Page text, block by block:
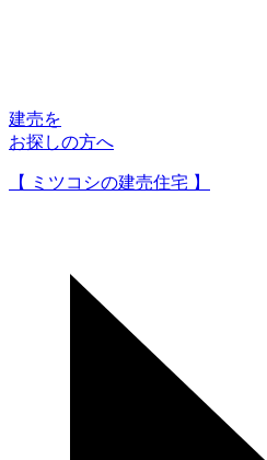
建売を
お探しの方へ
【 ミツコシの建売住宅 】